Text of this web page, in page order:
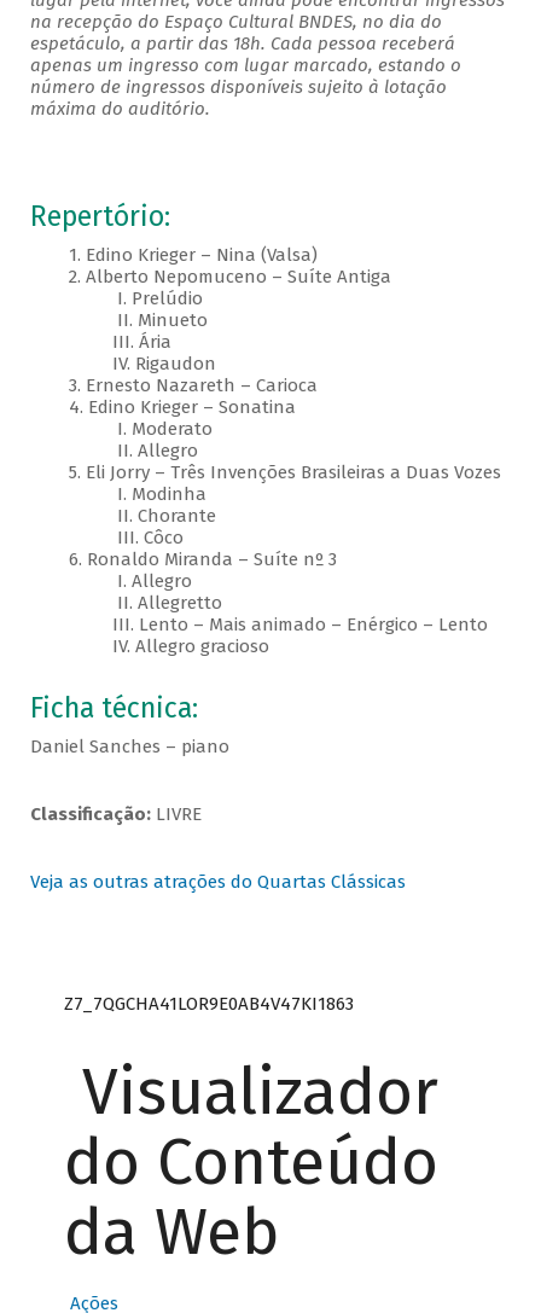
na recepção do Espaço Cultural BNDES, no dia do
espetáculo, a partir das 18h. Cada pessoa receberá
apenas um ingresso com lugar marcado, estando o
número de ingressos disponíveis sujeito à lotação
máxima do auditório.
Repertório:
1. Edino Krieger – Nina (Valsa)
2. Alberto Nepomuceno – Suíte Antiga
I. Prelúdio
II. Minueto
III. Ária
IV. Rigaudon
3. Ernesto Nazareth – Carioca
4. Edino Krieger – Sonatina
I. Moderato
II. Allegro
5. Eli Jorry – Três Invenções Brasileiras a Duas Vozes
I. Modinha
II. Chorante
III. Côco
6. Ronaldo Miranda – Suíte nº 3
I. Allegro
II. Allegretto
III. Lento – Mais animado – Enérgico – Lento
IV. Allegro gracioso
Ficha técnica:
Daniel Sanches – piano
Classificação:LIVRE
Veja as outras atrações do Quartas Clássicas
Z7_7QGCHA41LOR9E0AB4V47KI1863
Visualizador
do Conteúdo
da Web
Ações